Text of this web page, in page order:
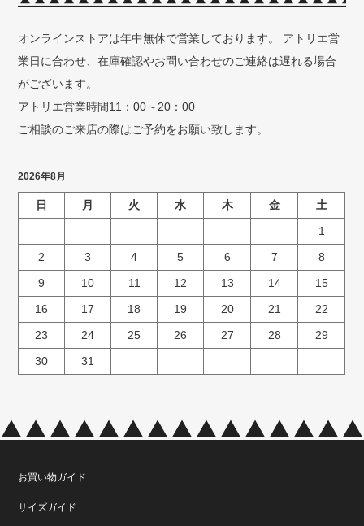
オンラインストアは年中無休で営業しております。 アトリエ営
業日に合わせ、在庫確認やお問い合わせのご連絡は遅れる場合
がございます。
アトリエ営業時間11：00～20：00
ご相談のご来店の際はご予約をお願い致します。
2026年8月
日 月 火 水 木 金
土
1
2
3 4 5 6 7
8
9
10 11 12 13 14
15
16
17 18 19 20 21
22
23
24 25 26 27 28
29
30
31
お買い物ガイド
サイズガイド